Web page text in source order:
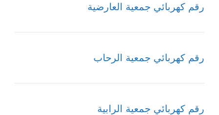
رقم كهربائي جمعية العارضية
رقم كهربائي جمعية الرحاب
رقم كهربائي جمعية الرابية